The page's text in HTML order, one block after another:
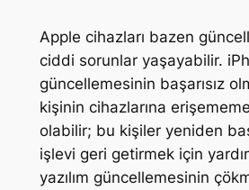
Apple cihazları bazen
ciddi sorunlar yaşayabilir.
güncellemesinin başarısız
kişinin cihazlarına
olabilir; bu kişiler yeniden
işlevi geri getirmek için
yazılım güncellemesinin